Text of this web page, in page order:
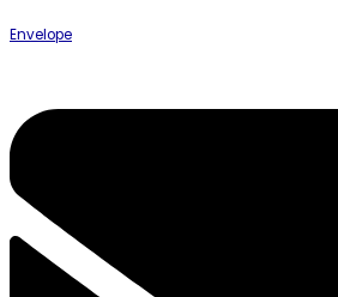
Envelope